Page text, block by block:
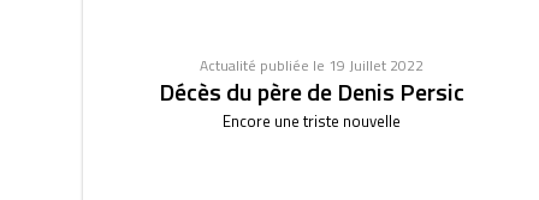
Actualité publiée le 19 Juillet 2022
Décès du père de Denis Persic
Encore une triste nouvelle